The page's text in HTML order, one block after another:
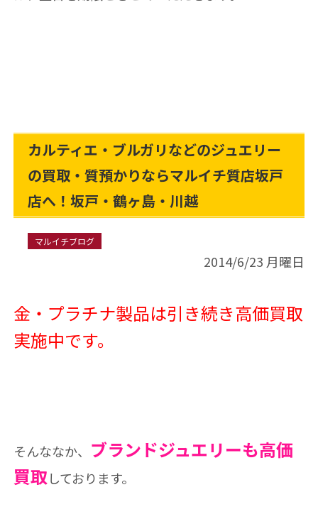
カルティエ・ブルガリなどのジュエリー
の買取・質預かりならマルイチ質店坂戸
店へ！坂戸・鶴ヶ島・川越
マルイチブログ
2014/6/23 月曜日
金・プラチナ製品は引き続き高価買取
実施中です。
そんななか、 ブランドジュエリーも高価
買取しております。